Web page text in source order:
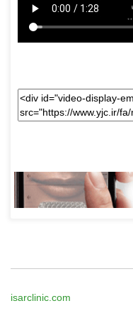
isarclinic.com